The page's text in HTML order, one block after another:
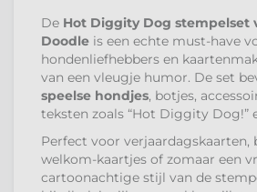
De Hot Diggity Dog stempelset
Doodle is een echte must-have
hondenliefhebbers en
van een vleugje humor. De set
speelse hondjes, botjes,
teksten zoals “Hot Diggity Dog!”
Perfect voor verjaardagskaarten,
welkom-kaartjes of zomaar een
cartoonachtige stijl van de